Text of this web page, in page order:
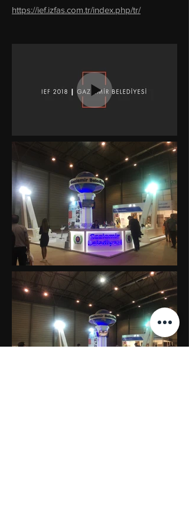
https://ief.izfas.com.tr/index.php/tr/